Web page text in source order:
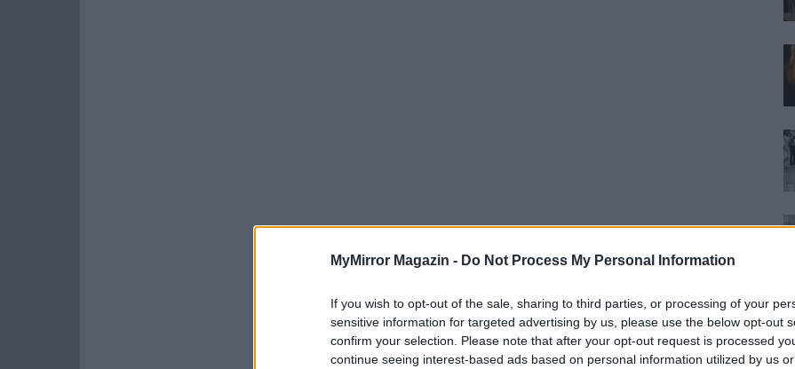
MyMirror Magazin - Do Not Process My Personal Information
If you wish to opt-out of the sale, sharing to third parties, or processing of your
sensitive information for targeted advertising by us, please use the below opt-out
confirm your selection. Please note that after your opt-out request is processed
continue seeing interest-based ads based on personal information utilized by us